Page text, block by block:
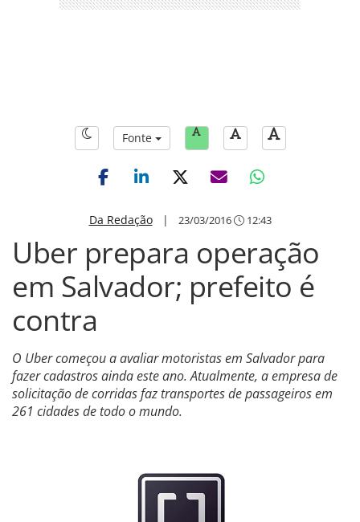
Fonte
Da Redação| 23/03/2016 12:43
Uber prepara operação
em Salvador; prefeito é
contra
O Uber começou a avaliar motoristas em Salvador para
fazer cadastros ainda este ano. Atualmente, a empresa de
solicitação de corridas faz transportes de passageiros em
261 cidades de todo o mundo.